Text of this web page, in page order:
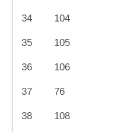
34 104
35 105
36 106
37 76
38 108